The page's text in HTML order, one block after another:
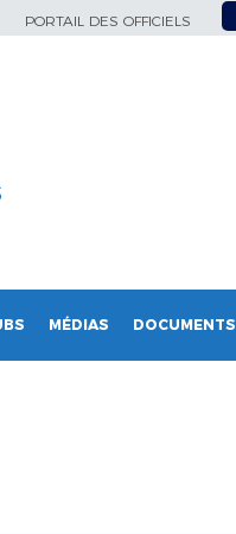
PORTAIL DES OFFICIELS
MÉDIAS DOCUMENTS